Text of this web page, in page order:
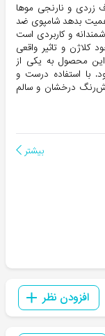
زردی و نارنجی موها
بدهد شامپوی ضد
و کاربردی است
کلاژن و تاثیر واقعی
محصول به یکی از
با استفاده درست و
درخشان و سالم
بیشتر
افزودن نظر